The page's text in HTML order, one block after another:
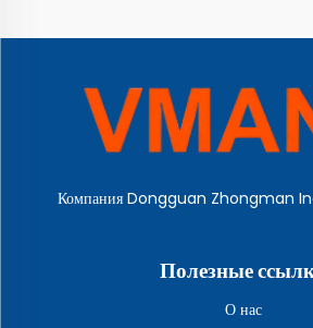
Компания Dongguan Zhongman
Полезные
О нас